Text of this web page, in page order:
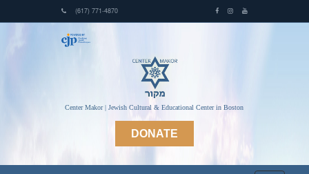
(617) 771-4870
Center Makor | Jewish Cultural & Educational Center in Boston
DONATE